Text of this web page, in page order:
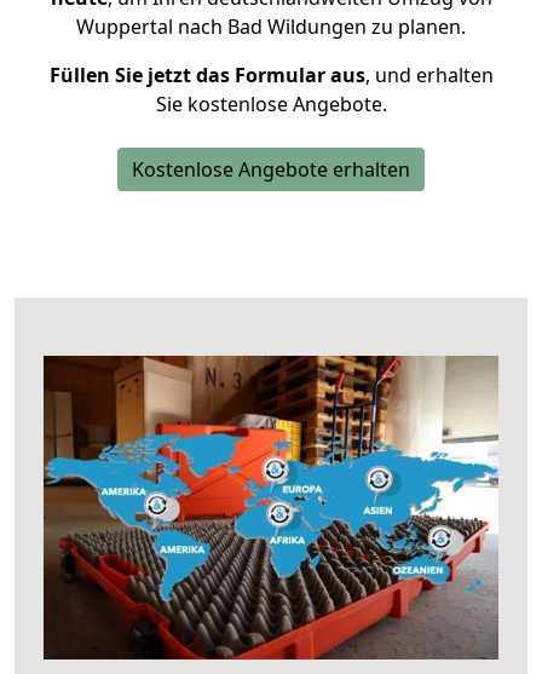
Wuppertal nach Bad Wildungen zu planen.
Füllen Sie jetzt das Formular aus, und erhalten
Sie kostenlose Angebote.
Kostenlose Angebote erhalten